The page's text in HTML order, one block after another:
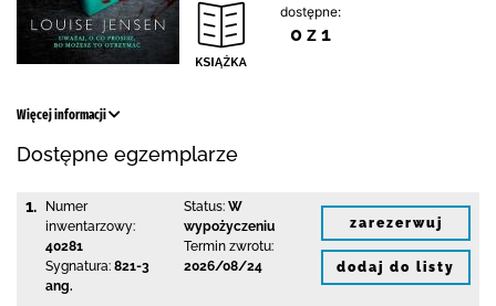
dostępne:
0 z 1
Więcej informacji
Dostępne egzemplarze
1.
Numer
inwentarzowy:
40281
Sygnatura: 821-3
ang.
Status: W
wypożyczeniu
Termin zwrotu:
2026/08/24
zarezerwuj
dodaj do listy